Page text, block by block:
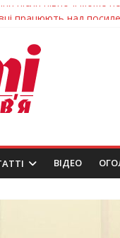
працюють над
провели незвичайний
рішення майстрів із
після півночі може
ВIДЕО